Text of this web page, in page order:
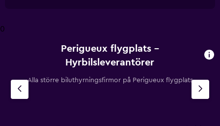
0
Perigueux flygplats –
Hyrbilsleverantörer
Alla större biluthyrningsfirmor på Perigueux flygplats